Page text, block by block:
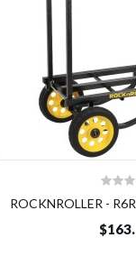
ROCKNROLLER -